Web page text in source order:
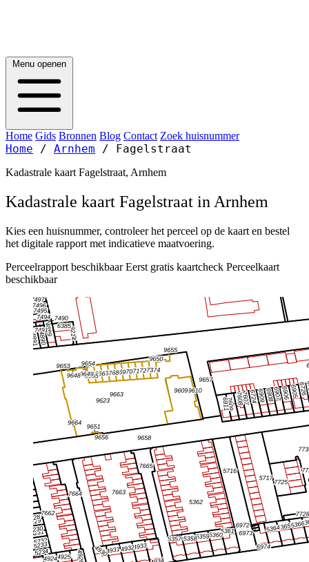
Menu openen
Home Gids Bronnen Blog Contact Zoek huisnummer
Home / Arnhem / Fagelstraat
Kadastrale kaart Fagelstraat, Arnhem
Kadastrale kaart Fagelstraat in Arnhem
Kies een huisnummer, controleer het perceel op de kaart en bestel
het digitale rapport met indicatieve maatvoering.
Perceelrapport beschikbaar Eerst gratis kaartcheck Perceelkaart
beschikbaar